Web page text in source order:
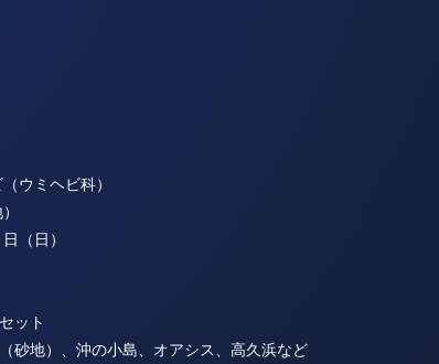
ウミヘビ科）
（日）
ット
砂地）、沖の小島、オアシス、高久浜など